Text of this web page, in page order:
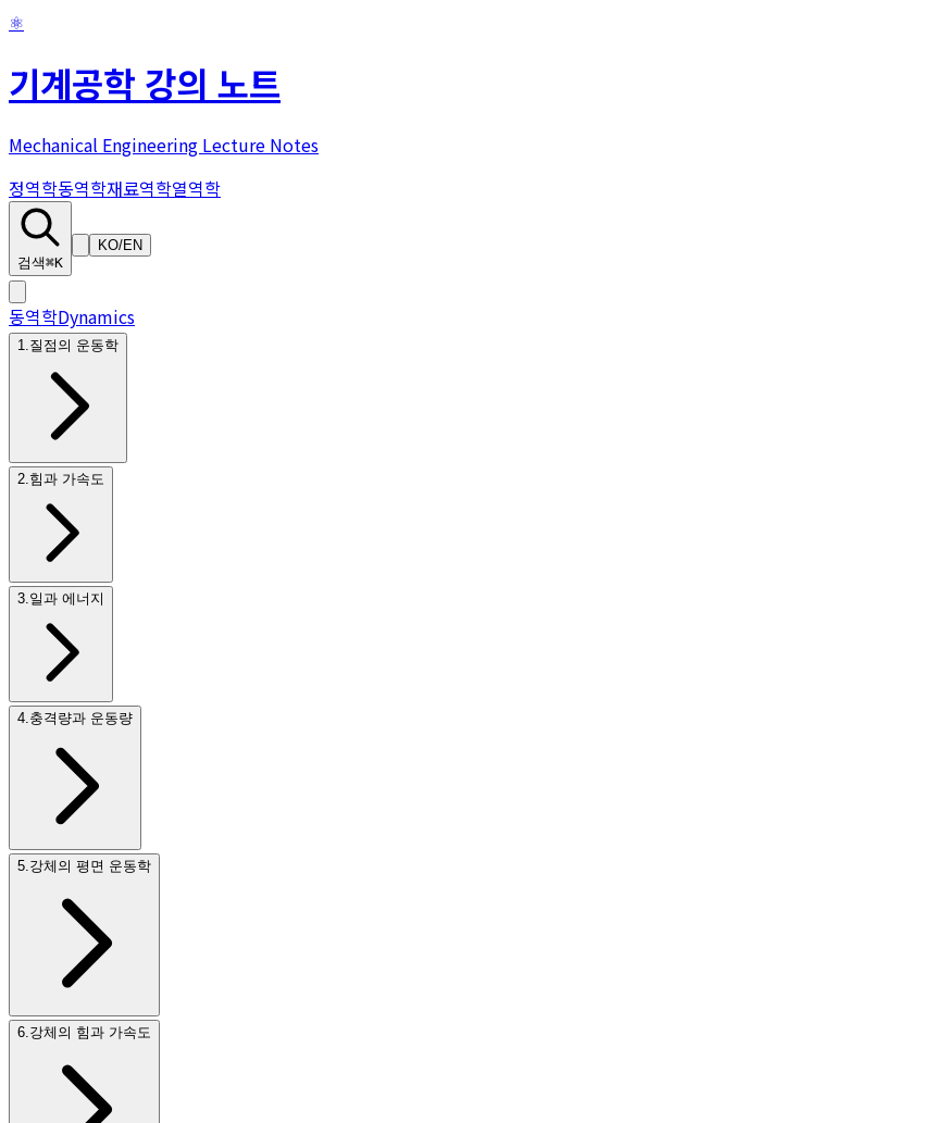
⚛
기계공학 강의 노트
Mechanical Engineering Lecture Notes
정역학동역학재료역학열역학
검색⌘K
KO/EN
동역학Dynamics
1 질점의 운동학
2 힘과 가속도
3 일과 에너지
4 충격량과 운동량
5 강체의 평면 운동학
6 강체의 힘과 가속도